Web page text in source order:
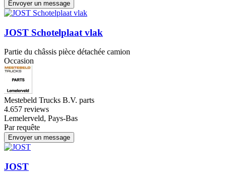
Envoyer un message
JOST Schotelplaat vlak
Partie du châssis pièce détachée camion
Occasion
Mestebeld Trucks B.V. parts
4.657 reviews
Lemelerveld, Pays-Bas
Par requête
Envoyer un message
JOST